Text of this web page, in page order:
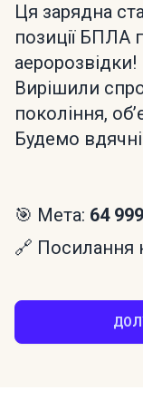
Ця зарядна
позиції БПЛА
аеророзвідки!
Вирішили
покоління,
Будемо
🎯 Мета: 64
🔗 Посилання